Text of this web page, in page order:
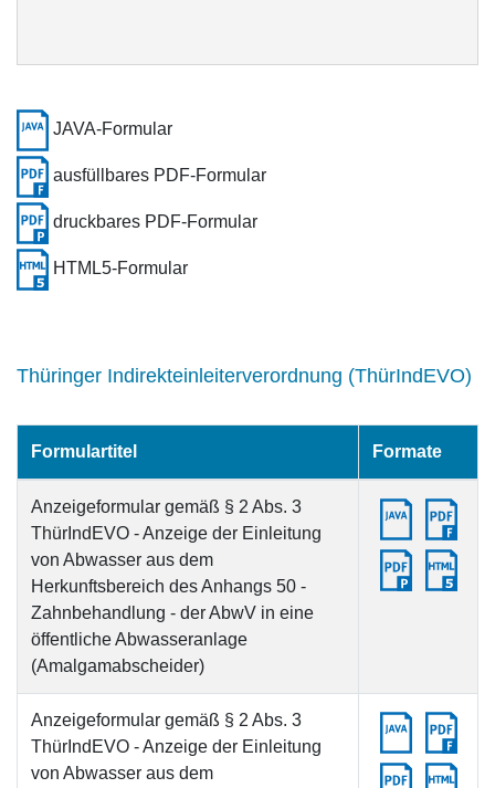
JAVA-Formular
ausfüllbares PDF-Formular
druckbares PDF-Formular
HTML5-Formular
Thüringer Indirekteinleiterverordnung (ThürIndEVO)
Formulartitel Formate
Anzeigeformular gemäß § 2 Abs. 3
ThürIndEVO - Anzeige der Einleitung
von Abwasser aus dem
Herkunftsbereich des Anhangs 50 -
Zahnbehandlung - der AbwV in eine
öffentliche Abwasseranlage
(Amalgamabscheider)
Anzeigeformular gemäß § 2 Abs. 3
ThürIndEVO - Anzeige der Einleitung
von Abwasser aus dem